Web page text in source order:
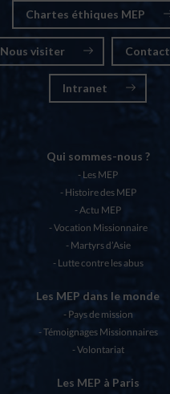
Chartes éthiques MEP
Nous visiter Contact
Intranet
Qui sommes-nous ?
Les MEP
Histoire des MEP
Actu MEP
Vocation Missionnaire
Martyrs d’Asie
Lutte contre les abus
Les MEP dans le monde
Pays de mission
Témoignages Missionnaires
Volontariat
Les MEP à Paris